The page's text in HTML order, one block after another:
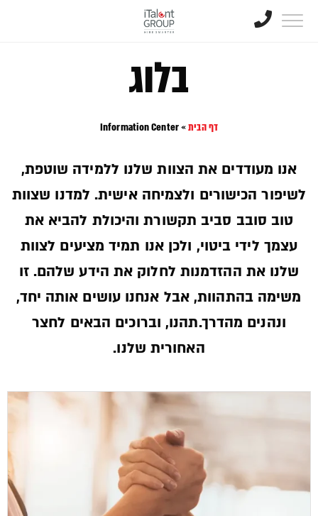
בלוג
דף הבית»
Information Center
אנו מעודדים את הצוות שלנו ללמידה שוטפת,
לשיפור הכישורים ולצמיחה אישית. למדנו שצוות
טוב סובב סביב תקשורת והיכולת להביא את
עצמך לידי ביטוי, ולכן אנו תמיד מציעים לצוות
שלנו את ההזדמנות לחלוק את הידע שלהם. זו
משימה בהתהוות, אבל אנחנו עושים אותה יחד,
ונהנים מהדרך.תהנו, וברוכים הבאים לחצר
האחורית שלנו.­